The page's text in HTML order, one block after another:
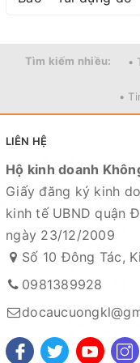
Tìm kiếm nhiều: •
•
LIÊN HỆ
Hộ kinh doanh
Giấy đăng ký kinh
kinh tế UBND quận
ngày 23/12/2009
Số 10 Đông Tác,
0981389928